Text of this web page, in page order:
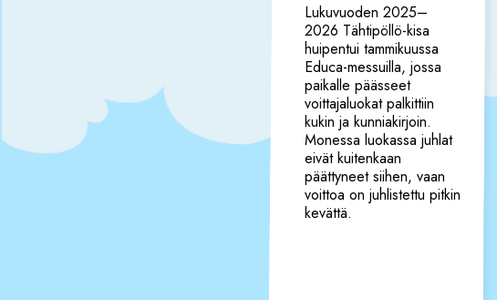
Lukuvuoden 2025–
2026 Tähtipöllö-kisa
huipentui tammikuussa
Educa-messuilla, jossa
paikalle päässeet
voittajaluokat palkittiin
kukin ja kunniakirjoin.
Monessa luokassa juhlat
eivät kuitenkaan
päättyneet siihen, vaan
voittoa on juhlistettu pitkin
kevättä.